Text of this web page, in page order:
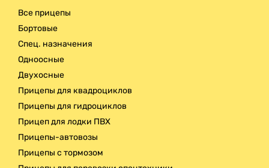
Все прицепы
Бортовые
Спец. назначения
Одноосные
Двухосные
Прицепы для квадроциклов
Прицепы для гидроциклов
Прицеп для лодки ПВХ
Прицепы-автовозы
Прицепы с тормозом